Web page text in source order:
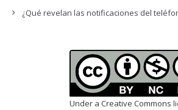
¿Qué revelan las notificaciones del
Under a Creative Commons